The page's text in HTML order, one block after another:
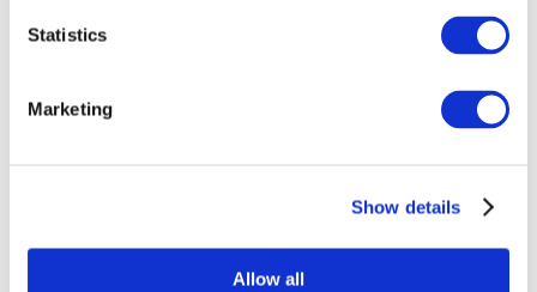
Statistics
Marketing
Show details
Allow all